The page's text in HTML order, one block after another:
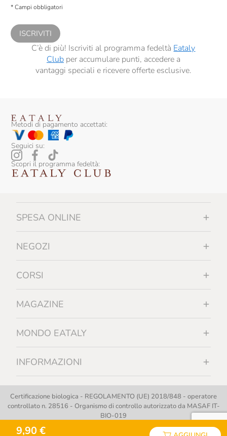
9,90 €
comunicazioni commerciali personalizzate, in caso di consenso prestato ai
* Campi obbligatori
ISCRIVITI
C’è di più! Iscriviti al programma fedeltà Eataly
Clubper accumulare punti, accedere a
vantaggi speciali e ricevere offerte esclusive.
Metodi di pagamento accettati:
Seguici su:
Scopri il programma fedeltà:
SPESA ONLINE
NEGOZI
CORSI
MAGAZINE
MONDO EATALY
INFORMAZIONI
Certificazione biologica - REGOLAMENTO (UE) 2018/848 - operatore
controllato n. 28516 - Organismo di controllo autorizzato da MASAF IT-
BIO-019